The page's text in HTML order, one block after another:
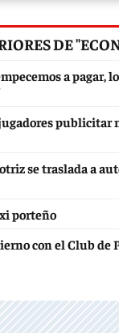
DE
a pagar,
publicitar
se traslada a
porteño
con el Club de